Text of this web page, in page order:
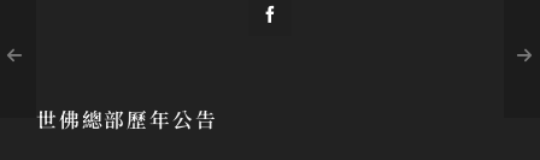
世佛總部歷年公告